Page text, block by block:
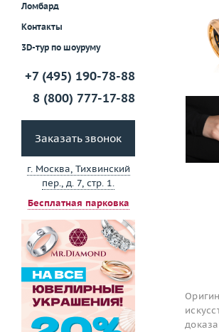
Ломбард
Контакты
3D-тур по шоуруму
+7 (495) 190-78-88
8 (800) 777-17-88
Заказать звонок
г. Москва, Тихвинский
пер., д. 7, стр. 1.
Бесплатная парковка